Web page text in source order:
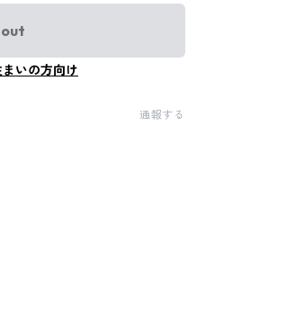
いの方向け
通報する